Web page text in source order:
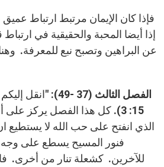
إذا أيضا المحبة والحقيقية في
عن البراهين وتصبح نبع للمعرفة.
الفصل الثالث (37 -49):
15: 3). كل هذا الفصل يركز
الذي انفتح على حب الله لا
فنور المسيح يسطع على وجه
للآخرين. كشعلة تنار من أخرى.